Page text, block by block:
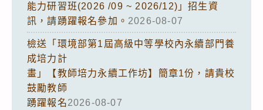
能力研習班(2026 /09 ~ 2026/12)」招生資
訊，請踴躍報名參加。 2026-08-07
檢送「環境部第1屆高級中等學校內永續部門養
成培力計
畫」【教師培力永續工作坊】簡章1份，請貴校
鼓勵教師
踴躍報名2026-08-07